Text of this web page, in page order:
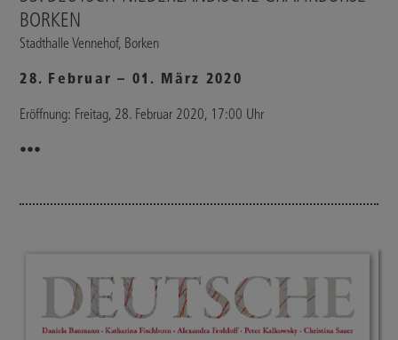
BORKEN
Stadthalle Vennehof, Borken
28. Februar – 01. März 2020
Eröffnung: Freitag, 28. Februar 2020, 17:00 Uhr
•••